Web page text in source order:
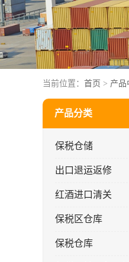
当前位置： 首页 > 产品
产品分类
保税仓储
出口退运返修
红酒进口清关
保税区仓库
保税仓库